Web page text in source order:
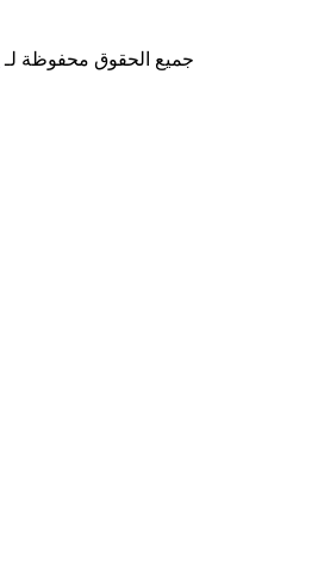
جميع الحقوق محفوظة لـ